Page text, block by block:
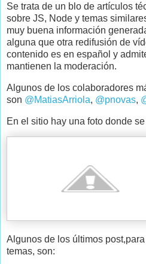
Se trata de un blo de artículos
sobre JS, Node y temas
muy buena información
alguna que otra redifusión de
contenido es en español y
mantienen la moderación.
Algunos de los colaboradores
son @MatiasArriola, @pnovas,
En el sitio hay una foto donde
Algunos de los últimos
temas, son: